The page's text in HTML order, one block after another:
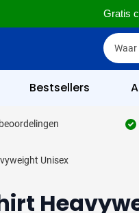
Gratis
Zoek
Zoek
Toon submenu voor
Toon submenu voor
Bestsellers
is 86
Unisex